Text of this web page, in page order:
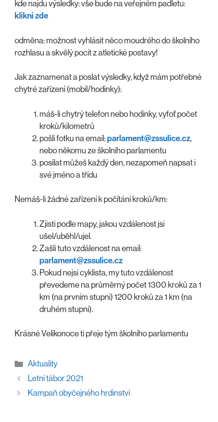
kde najdu výsledky: vše bude na veřejném padletu:
klikni zde
odměna: možnost vyhlásit něco moudrého do školního
rozhlasu a skvělý pocit z atletické postavy!
Jak zaznamenat a poslat výsledky, když mám potřebné
chytré zařízení (mobil/hodinky):
máš-li chytrý telefon nebo hodinky, vyfoť počet
kroků/kilometrů
pošli fotku na email:parlament@zssulice.cz,
nebo někomu ze školního parlamentu
posílat můžeš každý den, nezapomeň napsat i
své jméno a třídu
Nemáš-li žádné zařízení k počítání kroků/km:
Zjisti podle mapy, jakou vzdálenost jsi
ušel/uběhl/ujel.
Zašli tuto vzdálenost na email:
parlament@zssulice.cz
Pokud nejsi cyklista, my tuto vzdálenost
převedeme na průměrný počet 1300 kroků za 1
km (na prvním stupni) 1200 kroků za 1 km (na
druhém stupni).
Krásné Velikonoce ti přeje tým školního parlamentu
Rubriky
Aktuality
Letní tábor 2021
Kampaň obyčejného hrdinství